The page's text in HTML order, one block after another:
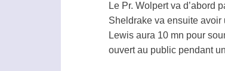
Le Pr. Wolpert va d’abord
Sheldrake va ensuite avoir
Lewis aura 10 mn pour
ouvert au public pendant